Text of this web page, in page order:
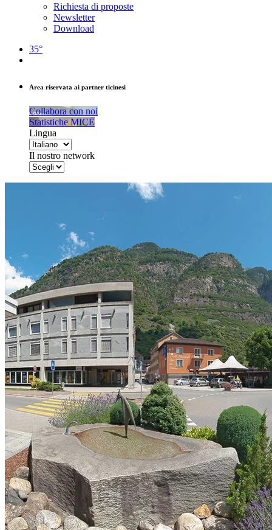
Richiesta di proposte
Newsletter
Download
35°
Area riservata ai partner ticinesi
Collabora con noi
Statistiche MICE
Lingua
Il nostro network